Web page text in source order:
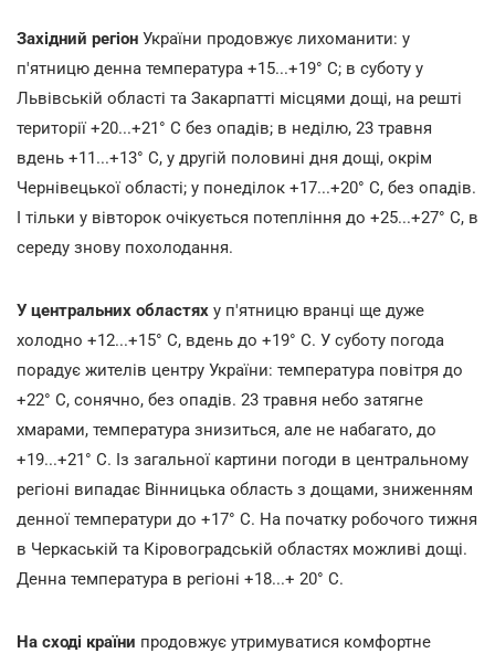
Західний регіон України продовжує лихоманити: у
п'ятницю денна температура +15...+19° С; в суботу у
Львівській області та Закарпатті місцями дощі, на решті
території +20...+21° С без опадів; в неділю, 23 травня
вдень +11...+13° С, у другій половині дня дощі, окрім
Чернівецької області; у понеділок +17...+20° С, без опадів.
І тільки у вівторок очікується потепління до +25...+27° С, в
середу знову похолодання.
У центральних областях у п'ятницю вранці ще дуже
холодно +12...+15° С, вдень до +19° С. У суботу погода
порадує жителів центру України: температура повітря до
+22° С, сонячно, без опадів. 23 травня небо затягне
хмарами, температура знизиться, але не набагато, до
+19...+21° С. Із загальної картини погоди в центральному
регіоні випадає Вінницька область з дощами, зниженням
денної температури до +17° С. На початку робочого тижня
в Черкаській та Кіровоградській областях можливі дощі.
Денна температура в регіоні +18...+ 20° С.
На сході країни продовжує утримуватися комфортне